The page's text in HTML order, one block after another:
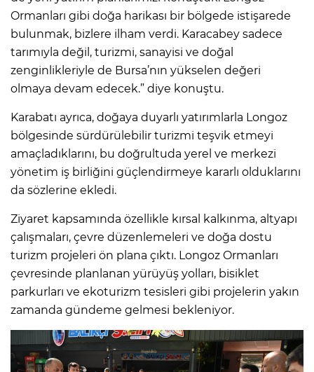
Ormanları gibi doğa harikası bir bölgede istişarede
bulunmak, bizlere ilham verdi. Karacabey sadece
tarımıyla değil, turizmi, sanayisi ve doğal
zenginlikleriyle de Bursa’nın yükselen değeri
olmaya devam edecek.” diye konuştu.
Karabatı ayrıca, doğaya duyarlı yatırımlarla Longoz
bölgesinde sürdürülebilir turizmi teşvik etmeyi
amaçladıklarını, bu doğrultuda yerel ve merkezi
yönetim iş birliğini güçlendirmeye kararlı olduklarını
da sözlerine ekledi.
Ziyaret kapsamında özellikle kırsal kalkınma, altyapı
çalışmaları, çevre düzenlemeleri ve doğa dostu
turizm projeleri ön plana çıktı. Longoz Ormanları
çevresinde planlanan yürüyüş yolları, bisiklet
parkurları ve ekoturizm tesisleri gibi projelerin yakın
zamanda gündeme gelmesi bekleniyor.